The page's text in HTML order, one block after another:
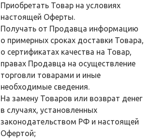
Приобретать Товар на условиях
настоящей Оферты.
Получать от Продавца информацию
о примерных сроках доставки Товара,
о сертификатах качества на Товар,
правах Продавца на осуществление
торговли товарами и иные
необходимые сведения.
На замену Товаров или возврат денег
в случаях, установленных
законодательством РФ и настоящей
Офертой;